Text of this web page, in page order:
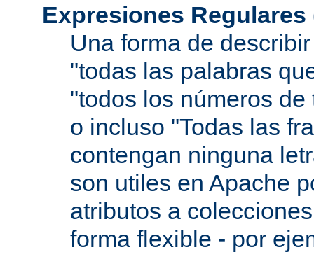
Expresiones Regulares
Una forma de
"todas las palabras
"todos los números
o incluso "Todas las
contengan ninguna
son utiles en Apache
atributos a
forma flexible - por